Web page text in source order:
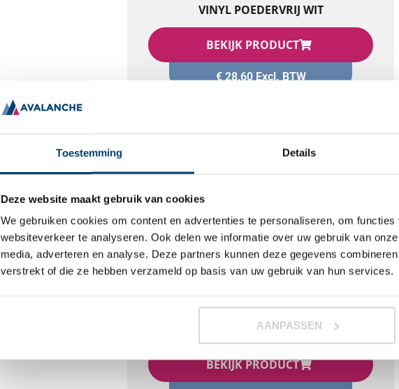
Toestemming Details
Deze website maakt gebruik van cookies
We gebruiken cookies om content en advertenties te personaliseren, om
websiteverkeer te analyseren. Ook delen we informatie over uw gebruik van
media, adverteren en analyse. Deze partners kunnen deze gegevens
verstrekt of die ze hebben verzameld op basis van uw gebruik van hun services.
AANPASSEN
VINYL POEDERVRIJ WIT
BEKIJK PRODUCT
€28,60Excl. BTW
VINYL POEDERVRIJ BLAUW
BEKIJK PRODUCT